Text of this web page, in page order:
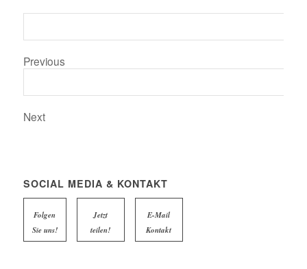
Previous
Next
SOCIAL MEDIA & KONTAKT
Folgen
Sie uns!
Jetzt
teilen!
E-Mail
Kontakt